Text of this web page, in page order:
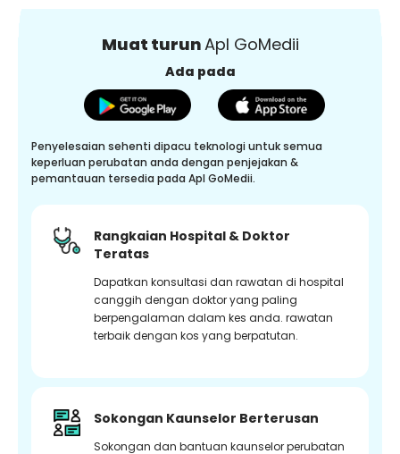
Muat turunApl GoMedii
Ada pada
Penyelesaian sehenti dipacu teknologi untuk semua
keperluan perubatan anda dengan penjejakan &
pemantauan tersedia pada Apl GoMedii.
Rangkaian Hospital & Doktor
Teratas
Dapatkan konsultasi dan rawatan di hospital
canggih dengan doktor yang paling
berpengalaman dalam kes anda. rawatan
terbaik dengan kos yang berpatutan.
Sokongan Kaunselor Berterusan
Sokongan dan bantuan kaunselor perubatan